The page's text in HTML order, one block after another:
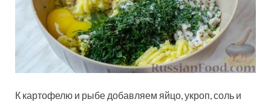
К картофелю и рыбе добавляем яйцо, укроп, соль и